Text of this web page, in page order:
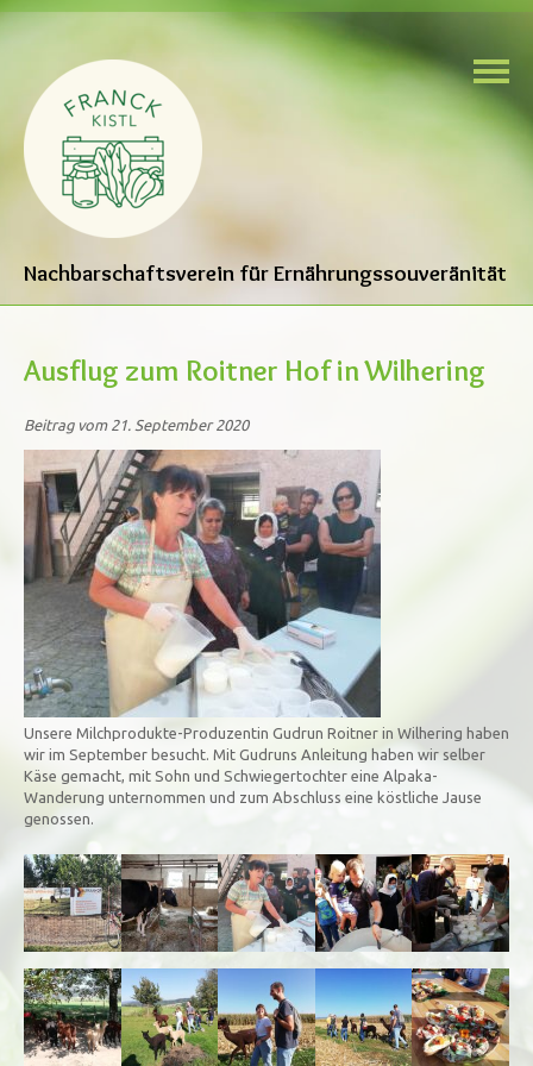
Nachbarschaftsverein für Ernährungssouveränität
Ausflug zum Roitner Hof in Wilhering
Beitrag vom 21. September 2020
Unsere Milchprodukte-Produzentin Gudrun Roitner in Wilhering haben
wir im September besucht. Mit Gudruns Anleitung haben wir selber
Käse gemacht, mit Sohn und Schwiegertochter eine Alpaka-
Wanderung unternommen und zum Abschluss eine köstliche Jause
genossen.